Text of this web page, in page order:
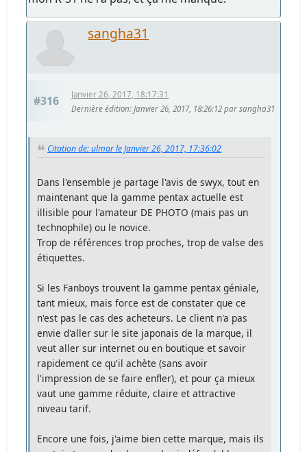
sangha31
#316
Janvier 26, 2017, 18:17:31
Dernière édition: Janvier 26, 2017, 18:26:12 par sangha31
Citation de: ulmar le Janvier 26, 2017, 17:36:02
Dans l'ensemble je partage l'avis de swyx, tout en
maintenant que la gamme pentax actuelle est
illisible pour l'amateur DE PHOTO (mais pas un
technophile) ou le novice.
Trop de références trop proches, trop de valse des
étiquettes.
Si les Fanboys trouvent la gamme pentax géniale,
tant mieux, mais force est de constater que ce
n'est pas le cas des acheteurs. Le client n'a pas
envie d'aller sur le site japonais de la marque, il
veut aller sur internet ou en boutique et savoir
rapidement ce qu'il achète (sans avoir
l'impression de se faire enfler), et pour ça mieux
vaut une gamme réduite, claire et attractive
niveau tarif.
Encore une fois, j'aime bien cette marque, mais ils